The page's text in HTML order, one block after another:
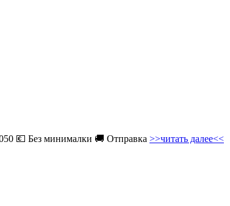
💶 Без минималки 🚚 Отправка >>читать далее<<